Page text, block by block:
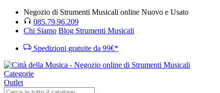
Negozio di Strumenti Musicali online Nuovo e Usato
085.79.96.209
Chi Siamo Blog Strumenti Musicali
Spedizioni gratuite da 99€*
Categorie
Outlet